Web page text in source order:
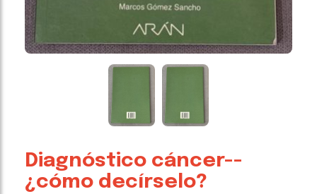
Diagnóstico cáncer--
¿cómo decírselo?